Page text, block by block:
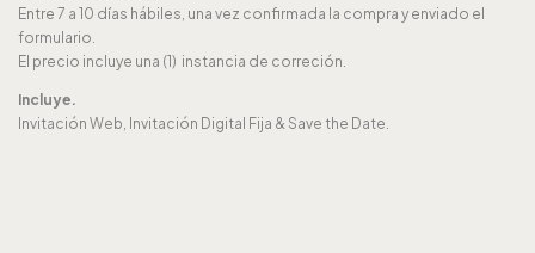
Entre 7 a 10 días hábiles, una vez confirmada la compra y enviado el
formulario.
El precio incluye una (1) instancia de correción.
Incluye.
Invitación Web, Invitación Digital Fija & Save the Date.